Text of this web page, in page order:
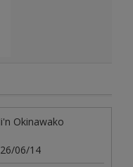
Okinawako
06/14